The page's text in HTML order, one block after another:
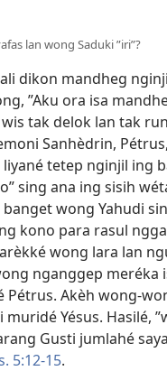
lan wong Saduki ”iri”?
dikon mandheg
”Aku ora isa
wis tak delok lan tak
Sanhèdrin,
tetep nginjil ing
sing ana ing sisih
wong Yahudi
kono para rasul
wong lara lan
nganggep meréka
Pétrus. Akèh wong-
Yésus. Hasilé,
Gusti jumlahé
5:12-15.